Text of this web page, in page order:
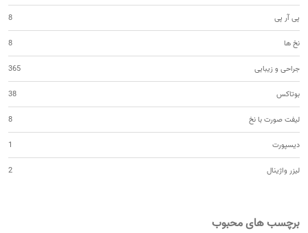
پی آر پی 8
نخ ها 8
جراحی و زیبایی 365
بوتاکس 38
لیفت صورت با نخ 8
دیسپورت 1
لیزر واژینال 2
برچسب های محبوب